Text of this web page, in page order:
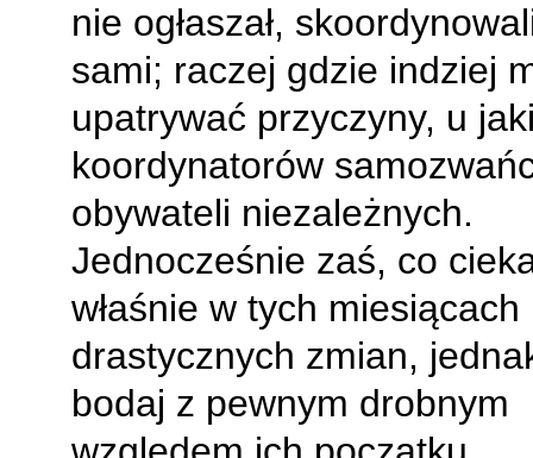
nie ogłaszał,
sami; raczej gdzie indziej
upatrywać przyczyny, u
koordynatorów
obywateli niezależnych.
Jednocześnie zaś, co
właśnie w tych miesiącach
drastycznych zmian,
bodaj z pewnym drobnym